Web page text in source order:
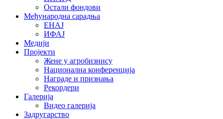
Остали фондови
Међународна сарадња
ЕНАЈ
ИФАЈ
Медији
Пројекти
Жене у агробизнису
Национална конференција
Награде и признања
Рекордери
Галерија
Видео галерија
Задругарство